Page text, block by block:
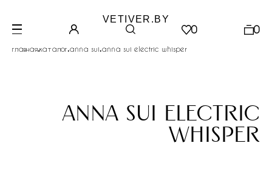
VETIVER.BY
0 0
главная.каталог.anna sui.anna sui electric whisper
anna sui electric
whisper